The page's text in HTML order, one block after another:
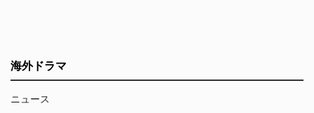
海外ドラマ
ニュース